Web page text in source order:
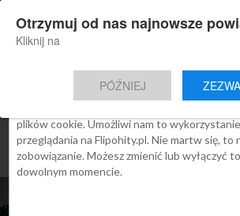
Nowa aplikacja Flipohity
Aktualne wiadomości, artykuły, TOP
All posts tagged
d’Art de
Zgoda Szczegóły
Ta strona używa plików
We Flipo robimy wszystko, aby pokazać Ci
plików cookie. Umożliwi nam to
przeglądania na Flipohity.pl. Nie martw się, to
zobowiązanie. Możesz zmienić lub wyłączyć
dowolnym momencie.
Otrzymuj od nas najnowsze
Kliknij na
PÓŹNIEJ